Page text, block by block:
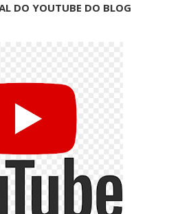
DO YOUTUBE DO BLOG